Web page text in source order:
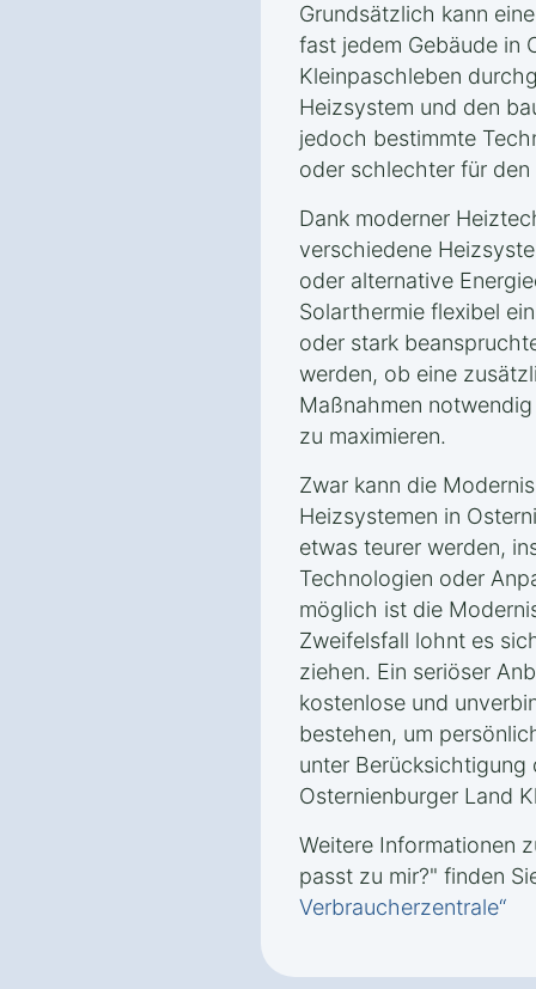
Grundsätzlich kann
fast jedem Gebäude in
Kleinpaschleben
Heizsystem und den
jedoch bestimmte
oder schlechter für
Dank moderner
verschiedene
oder alternative
Solarthermie flexibel
oder stark
werden, ob eine
Maßnahmen
zu maximieren.
Zwar kann die
Heizsystemen in
etwas teurer werden,
Technologien oder
möglich ist die
Zweifelsfall lohnt es
ziehen. Ein seriöser
kostenlose und
bestehen, um
unter Berücksichtigung
Osternienburger Land
Weitere Informationen
passt zu mir?" finden
Verbraucherzentrale“